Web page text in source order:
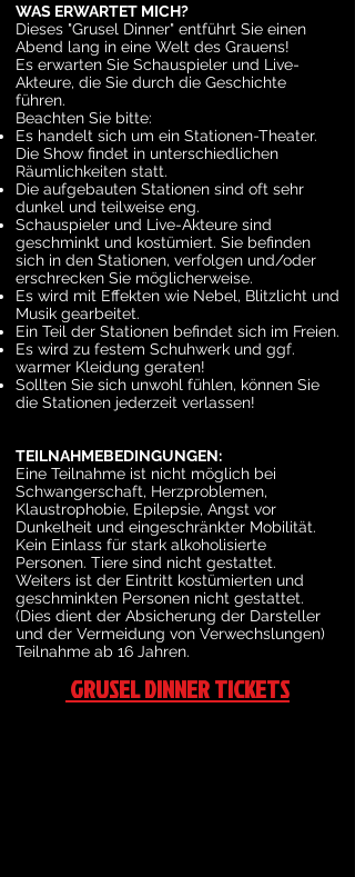
WAS ERWARTET MICH?
Dieses "Grusel Dinner" entführt Sie einen
Abend lang in eine Welt des Grauens!
Es erwarten Sie Schauspieler und Live-
Akteure, die Sie durch die Geschichte
führen.
Beachten Sie bitte:
Es handelt sich um ein Stationen-Theater.
Die Show findet in unterschiedlichen
Räumlichkeiten statt.
Die aufgebauten Stationen sind oft sehr
dunkel und teilweise eng.
Schauspieler und Live-Akteure sind
geschminkt und kostümiert. Sie befinden
sich in den Stationen, verfolgen und/oder
erschrecken Sie möglicherweise.
Es wird mit Effekten wie Nebel, Blitzlicht und
Musik gearbeitet.
Ein Teil der Stationen befindet sich im Freien.
Es wird zu festem Schuhwerk und ggf.
warmer Kleidung geraten!
Sollten Sie sich unwohl fühlen, können Sie
die Stationen jederzeit verlassen!
TEILNAHMEBEDINGUNGEN:
Eine Teilnahme ist nicht möglich bei
Schwangerschaft, Herzproblemen,
Klaustrophobie, Epilepsie, Angst vor
Dunkelheit und eingeschränkter Mobilität.
Kein Einlass für stark alkoholisierte
Personen. Tiere sind nicht gestattet.
Weiters ist der Eintritt kostümierten und
geschminkten Personen nicht gestattet.
(Dies dient der Absicherung der Darsteller
und der Vermeidung von Verwechslungen)
Teilnahme ab 16 Jahren.
GRUSEL DINNER TICKETS